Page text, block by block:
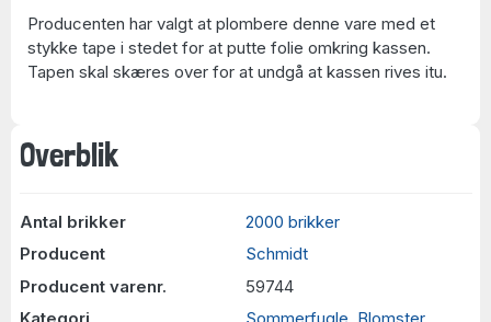
Overblik
Antal brikker
2000 brikker
Producent
Schmidt
Producent varenr.
59744
Producenten har valgt at plombere denne vare med et
stykke tape i stedet for at putte folie omkring kassen.
Tapen skal skæres over for at undgå at kassen rives itu.